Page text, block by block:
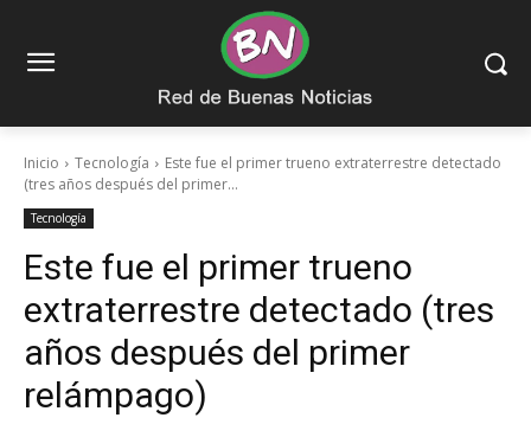
Inicio Tecnología
Este fue el primer trueno extraterrestre detectado
(tres años después del primer...
Tecnología
Este fue el primer trueno
extraterrestre detectado (tres
años después del primer
relámpago)